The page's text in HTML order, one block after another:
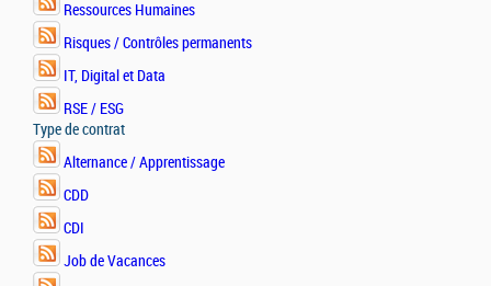
Ressources Humaines
Risques / Contrôles permanents
IT, Digital et Data
RSE / ESG
Type de contrat
Alternance / Apprentissage
CDD
CDI
Job de Vacances